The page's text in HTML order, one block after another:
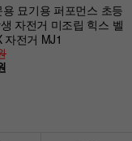
묘기용 퍼포먼스 초등
자전거 미조립 힉스 벨
자전거 MJ1